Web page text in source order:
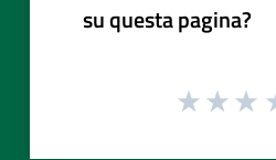
su questa pagina?